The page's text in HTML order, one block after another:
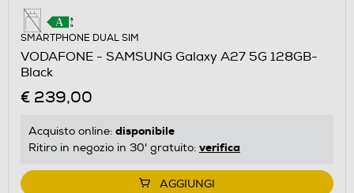
SMARTPHONE DUAL SIM
VODAFONE - SAMSUNG Galaxy A27 5G 128GB-
Black
€ 239,00
Acquisto online: disponibile
Ritiro in negozio in 30' gratuito: verifica
AGGIUNGI